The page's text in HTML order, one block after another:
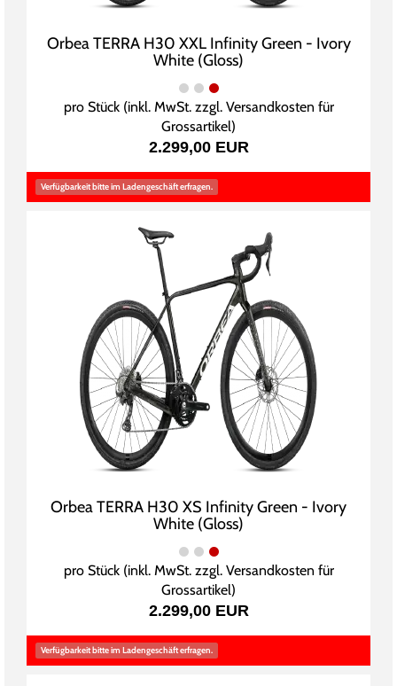
Orbea TERRA H30 XXL Infinity Green - Ivory
White (Gloss)
pro Stück (inkl. MwSt. zzgl. Versandkosten für
Grossartikel)
2.299,00 EUR
Verfügbarkeit bitte im Ladengeschäft erfragen.
Orbea TERRA H30 XS Infinity Green - Ivory
White (Gloss)
pro Stück (inkl. MwSt. zzgl. Versandkosten für
Grossartikel)
2.299,00 EUR
Verfügbarkeit bitte im Ladengeschäft erfragen.